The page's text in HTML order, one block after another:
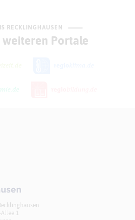
RECKLINGHAUSEN
weiteren Portale
Allee 1